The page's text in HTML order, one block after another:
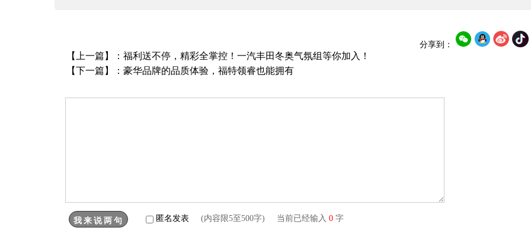
分享到：
【上一篇】： 福利送不停，精彩全掌控！一汽丰田冬奥气氛组等你加入！
【下一篇】： 豪华品牌的品质体验，福特领睿也能拥有
匿名发表 (内容限5至500字) 当前已经输入 0 字